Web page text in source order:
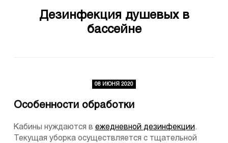
Дезинфекция душевых в
бассейне
08 ИЮНЯ 2020
Особенности обработки
Кабины нуждаются в ежедневной дезинфекции.
Текущая уборка осуществляется с тщательной